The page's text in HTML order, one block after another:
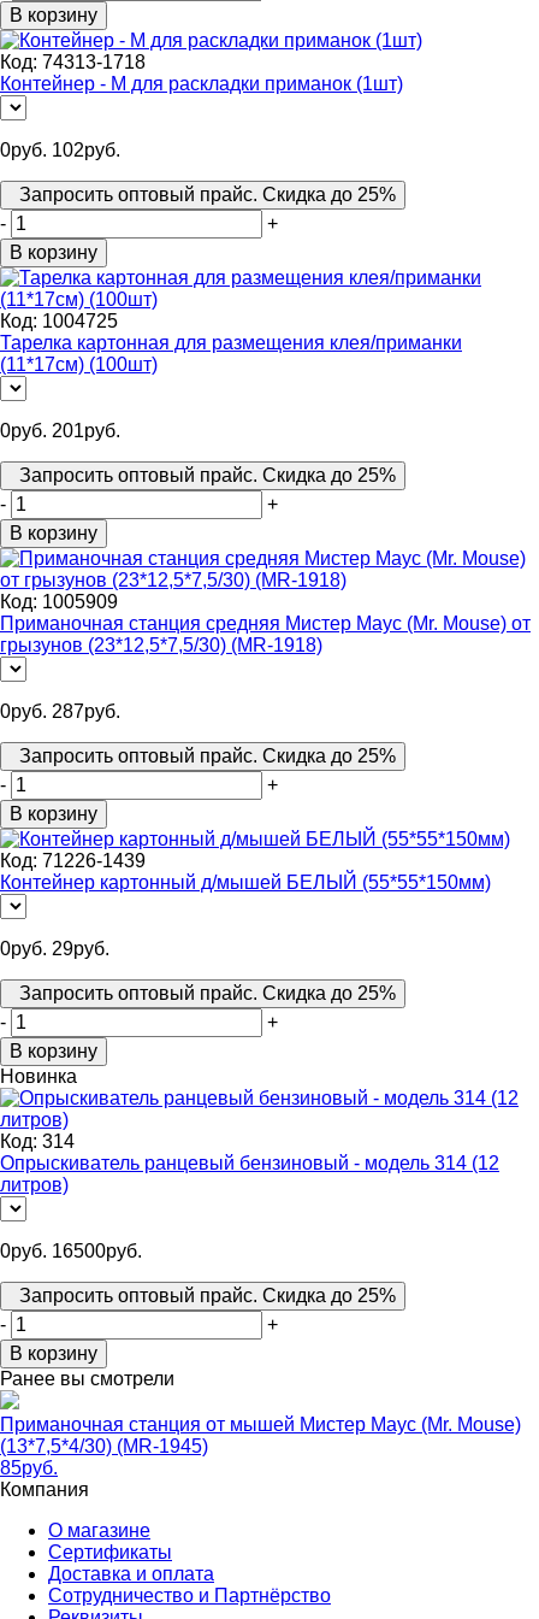
В корзину
Код: 74313-1718
Контейнер - М для раскладки приманок (1шт)
0руб. 102руб.
Запросить оптовый прайс. Скидка до 25%
-
+
В корзину
Код: 1004725
Тарелка картонная для размещения клея/приманки
(11*17см) (100шт)
0руб. 201руб.
Запросить оптовый прайс. Скидка до 25%
-
+
В корзину
Код: 1005909
Приманочная станция средняя Мистер Маус (Mr. Mouse) от
грызунов (23*12,5*7,5/30) (МR-1918)
0руб. 287руб.
Запросить оптовый прайс. Скидка до 25%
-
+
В корзину
Код: 71226-1439
Контейнер картонный д/мышей БЕЛЫЙ (55*55*150мм)
0руб. 29руб.
Запросить оптовый прайс. Скидка до 25%
-
+
В корзину
Новинка
Код: 314
Опрыскиватель ранцевый бензиновый - модель 314 (12
литров)
0руб. 16500руб.
Запросить оптовый прайс. Скидка до 25%
-
+
В корзину
Ранее вы смотрели
Приманочная станция от мышей Мистер Маус (Mr. Mouse)
(13*7,5*4/30) (MR-1945)
85руб.
Компания
О магазине
Сертификаты
Доставка и оплата
Сотрудничество и Партнёрство